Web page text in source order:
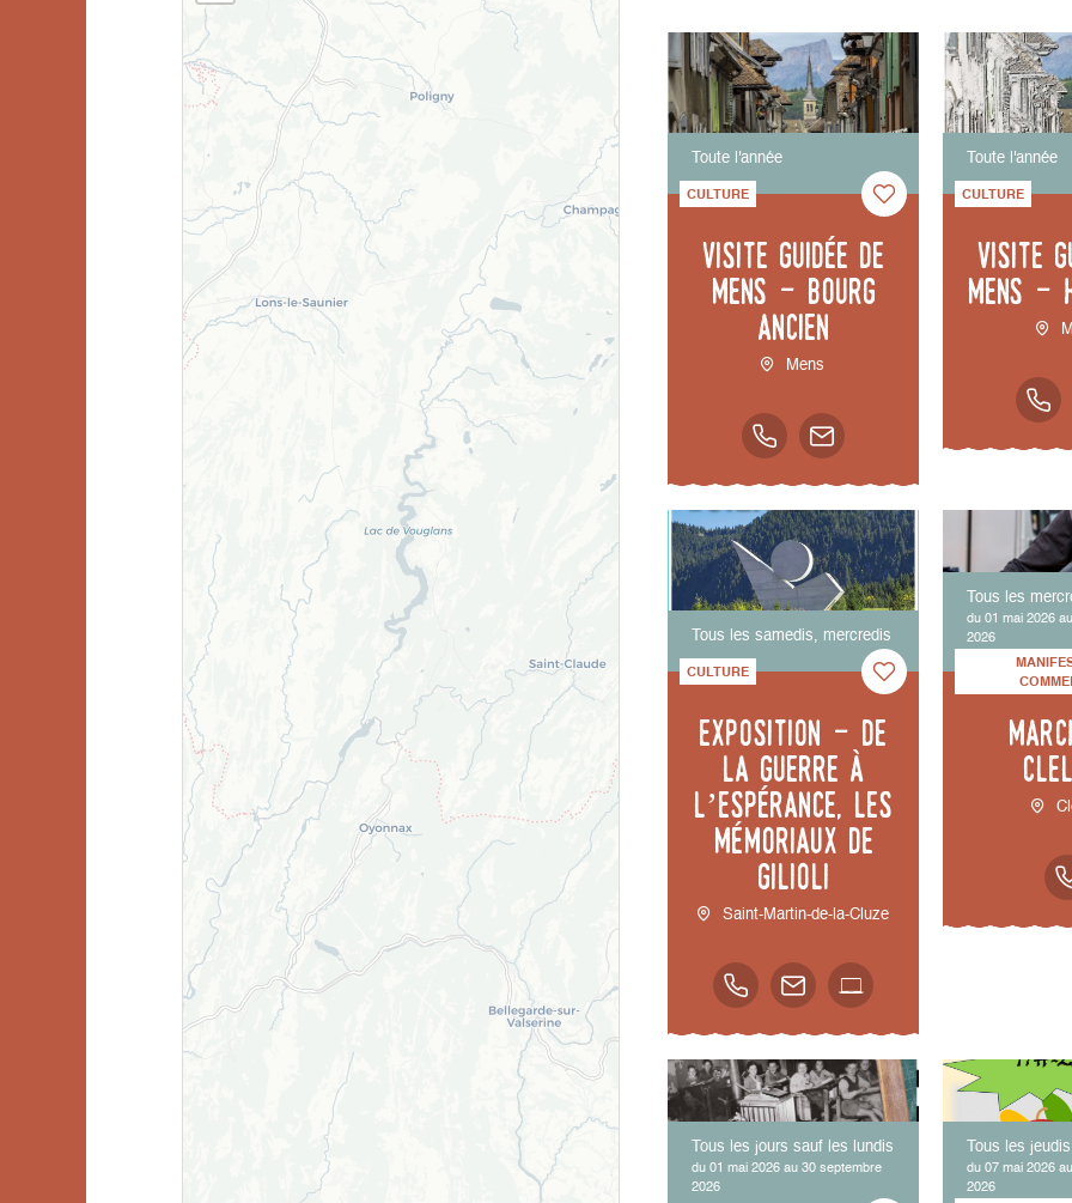
Toute l'année
CULTURE
Visite guidée de
Mens - bourg
ancien
Mens
Toute l'année
CULTURE
Visite
Mens -
Tous les samedis, mercredis
CULTURE
Exposition - De
la guerre à
l’espérance, les
mémoriaux de
Gilioli
Saint-Martin-de-la-Cluze
Tous les
du 01 mai 2026
2026
Tous les jours sauf les lundis
du 01 mai 2026 au 30 septembre
2026
Tous les jeudis
du 07 mai 2026
2026